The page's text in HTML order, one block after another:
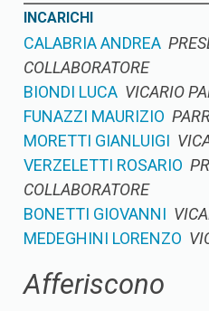
INCARICHI
CALABRIA ANDREA
COLLABORATORE
BIONDI LUCA VICARIO
FUNAZZI MAURIZIO
MORETTI GIANLUIGI
VERZELETTI ROSARIO
COLLABORATORE
BONETTI GIOVANNI
MEDEGHINI LORENZO
Afferiscono